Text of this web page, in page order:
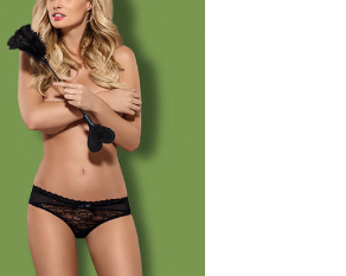
GOLDEN LADY
GONA
GORSENIA
GORTEKS
GRACYA
GRAMARK